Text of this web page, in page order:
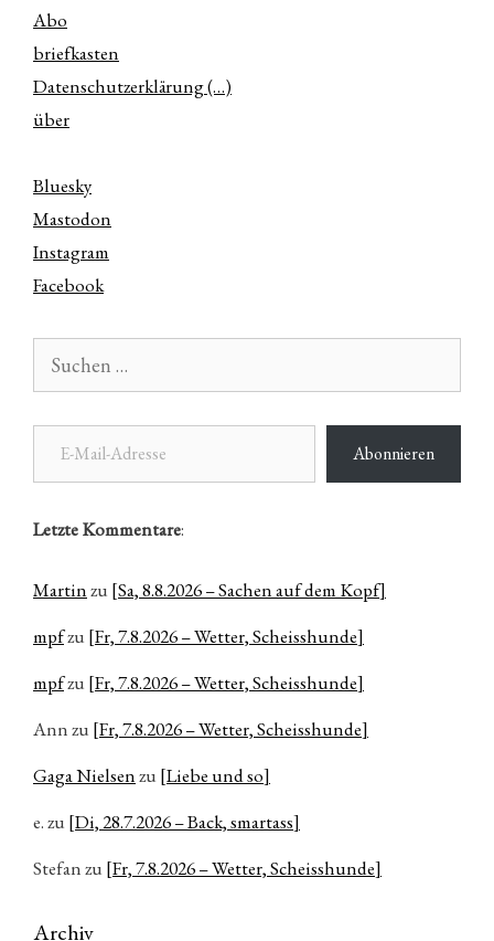
Abo
briefkasten
Datenschutzerklärung (…)
über
Bluesky
Mastodon
Instagram
Facebook
nach:
E-Mail-Adresse
Abonnieren
Letzte Kommentare:
Martinzu [Sa, 8.8.2026 – Sachen auf dem Kopf]
mpfzu [Fr, 7.8.2026 – Wetter, Scheisshunde]
mpfzu [Fr, 7.8.2026 – Wetter, Scheisshunde]
Annzu [Fr, 7.8.2026 – Wetter, Scheisshunde]
Gaga Nielsenzu [Liebe und so]
e.zu [Di, 28.7.2026 – Back, smartass]
Stefanzu [Fr, 7.8.2026 – Wetter, Scheisshunde]
Archiv